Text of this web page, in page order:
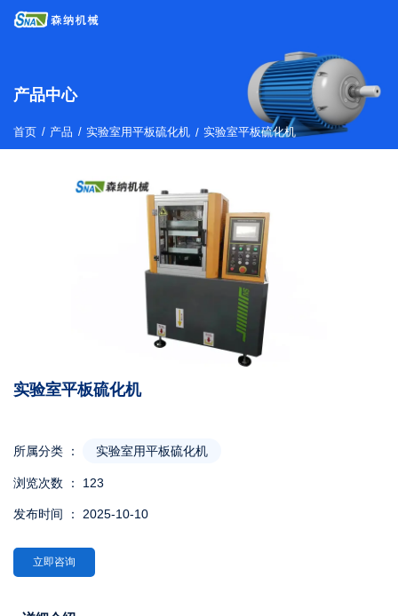
产品中心
首页 / 产品 / 实验室用平板硫化机 / 实验室平板硫化机
实验室平板硫化机
所属分类 ： 实验室用平板硫化机
浏览次数 ： 123
发布时间 ： 2025-10-10
立即咨询